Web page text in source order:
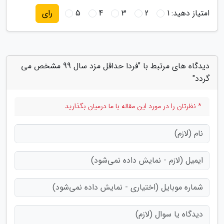
امتیاز دهید:1
2
3
4
5 رای
دیدگاه های مرتبط با "فردا حداقل مزد سال 99 مشخص می
گردد"
* نظرتان را در مورد این مقاله با ما درمیان بگذارید